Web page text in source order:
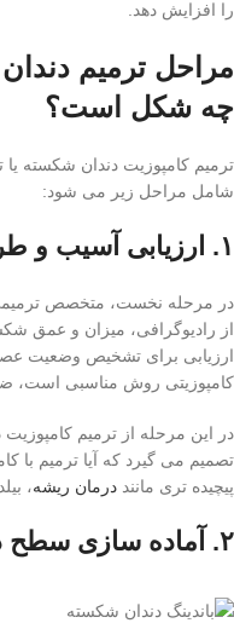
را افزایش دهد.
مراحل ترمیم
چه شکل است؟
ترمیم کامپوزیت دندان شکسته
شامل مراحل زیر می شود:
۱. ارزیابی آسیب و طرح درمان
در مرحله نخست، متخصص ترمیمی
از رادیوگرافی، میزان و عمق
ارزیابی برای تشخیص وضعیت عصب
کامپوزیتی روش مناسبی است،
در این مرحله از ترمیم
تصمیم می گیرد که آیا ترمیم با
پیچیده تری مانند درمان ریشه،
۲. آماده سازی سطح دندان